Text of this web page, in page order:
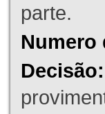
parte.
Numero
Decisão: